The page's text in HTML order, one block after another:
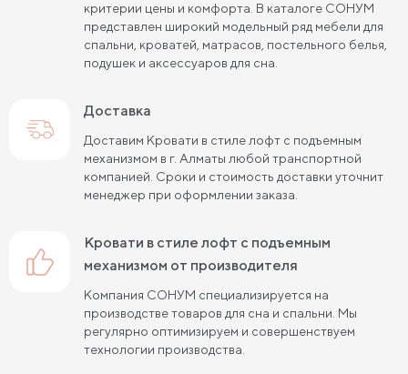
Кровати черного цвета Кровати бежевого цвета
Кровати белого цвета 120 см шириной
Кровати белого цвета 160 см шириной
Кровати белого цвета 180 см шириной
Кровати белого цвета 200 см шириной
Кровати розового цвета 120 см шириной
Кровати синего цвета 160 см шириной
Кровати серого цвета 120 см шириной
Кровати серого цвета 140 см шириной
критерии цены и комфорта. В каталоге СОНУМ
представлен широкий модельный ряд мебели для
спальни, кроватей, матрасов, постельного белья,
подушек и аксессуаров для сна.
Доставка
Доставим Кровати в стиле лофт с подъемным
механизмом в г. Алматы любой транспортной
компанией. Сроки и стоимость доставки уточнит
менеджер при оформлении заказа.
Кровати в стиле лофт с подъемным
механизмом от производителя
Компания СОНУМ специализируется на
производстве товаров для сна и спальни. Мы
регулярно оптимизируем и совершенствуем
технологии производства.